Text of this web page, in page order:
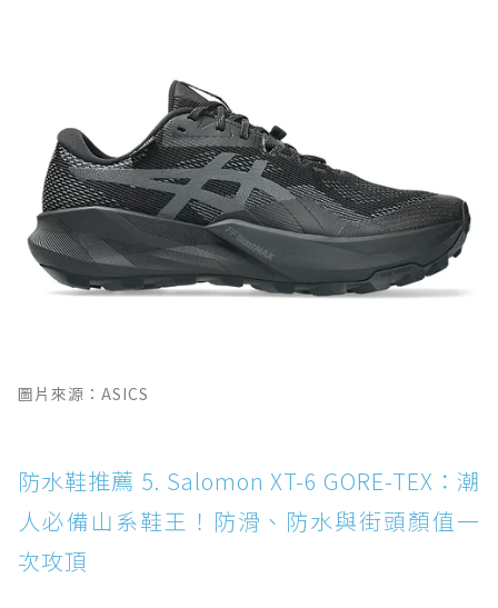
圖片來源：ASICS
防水鞋推薦 5. Salomon XT-6 GORE-TEX：潮
人必備山系鞋王！防滑、防水與街頭顏值一
次攻頂